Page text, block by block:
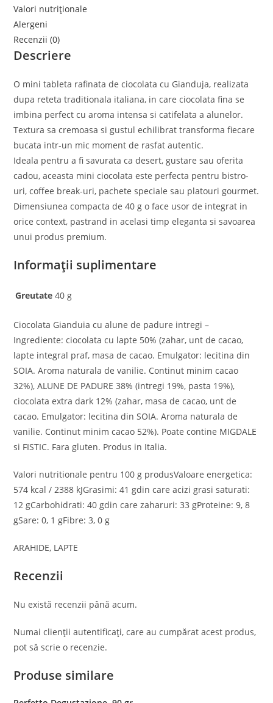
Valori nutriționale
Alergeni
Recenzii (0)
Descriere
O mini tableta rafinata de ciocolata cu Gianduja, realizata
dupa reteta traditionala italiana, in care ciocolata fina se
imbina perfect cu aroma intensa si catifelata a alunelor.
Textura sa cremoasa si gustul echilibrat transforma fiecare
bucata intr-un mic moment de rasfat autentic.
Ideala pentru a fi savurata ca desert, gustare sau oferita
cadou, aceasta mini ciocolata este perfecta pentru bistro-
uri, coffee break-uri, pachete speciale sau platouri gourmet.
Dimensiunea compacta de 40 g o face usor de integrat in
orice context, pastrand in acelasi timp eleganta si savoarea
unui produs premium.
Informații suplimentare
Greutate 40 g
Ciocolata Gianduia cu alune de padure intregi –
Ingrediente: ciocolata cu lapte 50% (zahar, unt de cacao,
lapte integral praf, masa de cacao. Emulgator: lecitina din
SOIA. Aroma naturala de vanilie. Continut minim cacao
32%), ALUNE DE PADURE 38% (intregi 19%, pasta 19%),
ciocolata extra dark 12% (zahar, masa de cacao, unt de
cacao. Emulgator: lecitina din SOIA. Aroma naturala de
vanilie. Continut minim cacao 52%). Poate contine MIGDALE
si FISTIC. Fara gluten. Produs in Italia.
Valori nutritionale pentru 100 g produsValoare energetica:
574 kcal / 2388 kJGrasimi: 41 gdin care acizi grasi saturati:
12 gCarbohidrati: 40 gdin care zaharuri: 33 gProteine: 9, 8
gSare: 0, 1 gFibre: 3, 0 g
ARAHIDE, LAPTE
Recenzii
Nu există recenzii până acum.
Numai clienții autentificați, care au cumpărat acest produs,
pot să scrie o recenzie.
Produse similare